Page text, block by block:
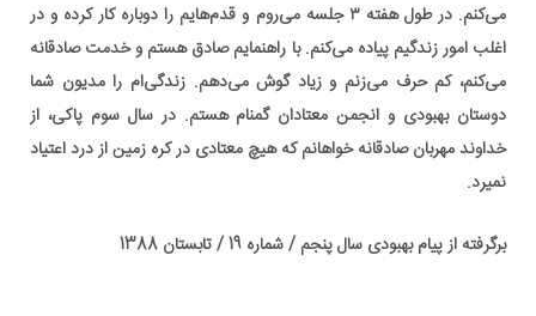
می‌کنم. در طول هفته ۳ جلسه می‌روم و قدم‌هایم را دوباره کار کرده و در
اغلب امور زندگیم پیاده می‌کنم. با راهنمایم صادق هستم و خدمت صادقانه
می‌کنم، کم حرف می‌زنم و زیاد گوش می‌دهم. زندگی‌ام را مدیون شما
دوستان بهبودی و انجمن معتادان گمنام هستم. در سال سوم پاکی، از
خداوند مهربان صادقانه خواهانم که هیچ معتادی در کره زمین از درد اعتیاد
نمیرد.
برگرفته از پیام بهبودی سال پنجم / شماره 19 / تابستان 1388